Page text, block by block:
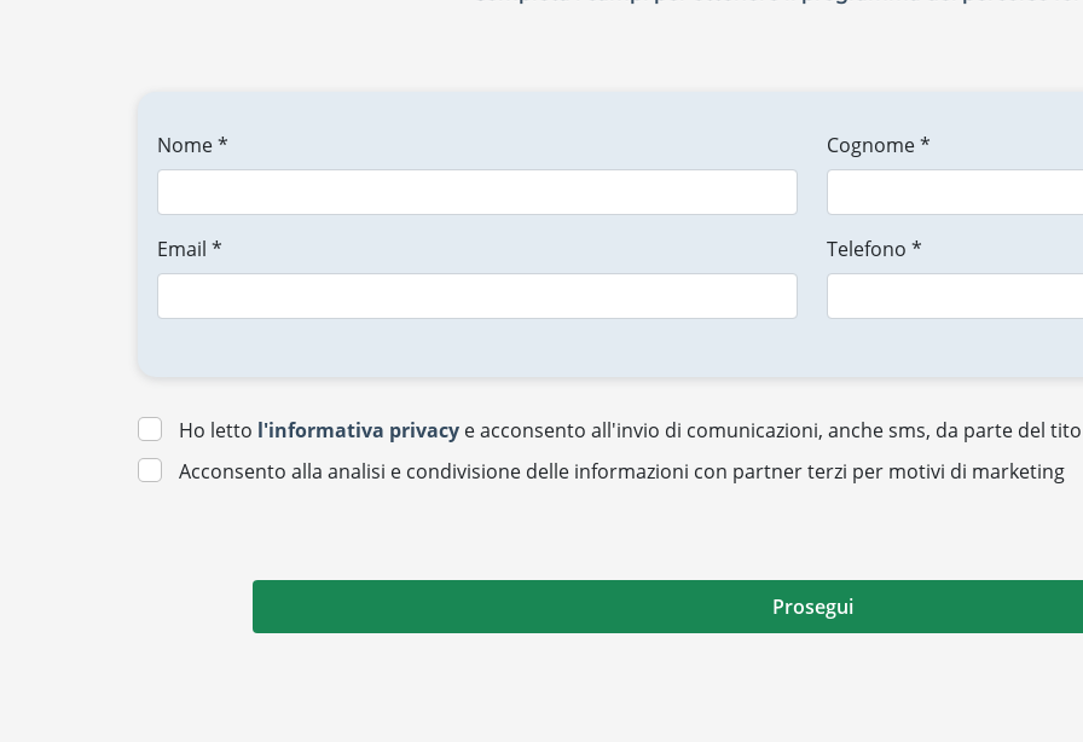
Nome * Cognome *
Email * Telefono *
Ho letto l'informativa privacy e acconsento all'invio di comunicazioni, anche sms, da parte del
Acconsento alla analisi e condivisione delle informazioni con partner terzi per motivi di marketing